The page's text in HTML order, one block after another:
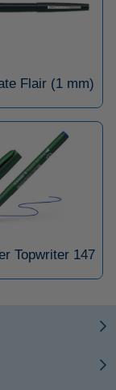
Flair (1 mm)
Topwriter 147